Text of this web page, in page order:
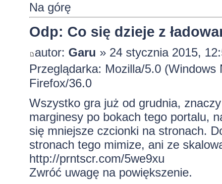
Na górę
Odp: Co się dzieje z
autor: Garu » 24 stycznia 2015,
Przeglądarka: Mozilla/5.0
Firefox/36.0
Wszystko gra już od grudnia,
marginesy po bokach tego portalu,
się mniejsze czcionki na stronach.
stronach tego mimize, ani ze
http://prntscr.com/5we9xu
Zwróć uwagę na powiększenie.